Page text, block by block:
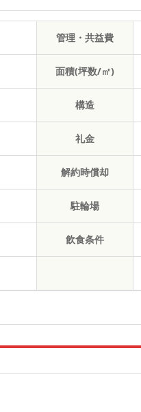
管理・共益費
面積(坪数/㎡)
構造
礼金
解約時償却
駐輪場
飲食条件